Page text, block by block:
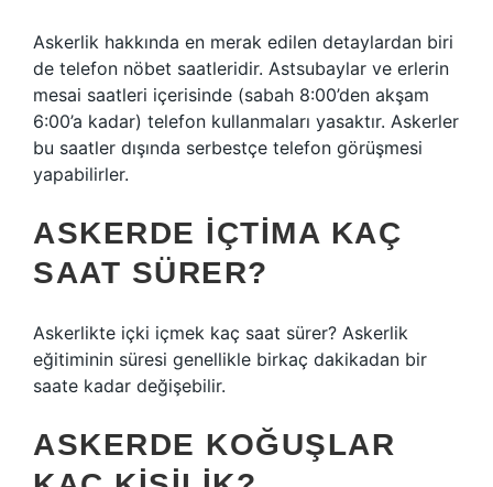
Askerlik hakkında en merak edilen detaylardan biri
de telefon nöbet saatleridir. Astsubaylar ve erlerin
mesai saatleri içerisinde (sabah 8:00’den akşam
6:00’a kadar) telefon kullanmaları yasaktır. Askerler
bu saatler dışında serbestçe telefon görüşmesi
yapabilirler.
ASKERDE IÇTIMA KAÇ
SAAT SÜRER?
Askerlikte içki içmek kaç saat sürer? Askerlik
eğitiminin süresi genellikle birkaç dakikadan bir
saate kadar değişebilir.
ASKERDE KOĞUŞLAR